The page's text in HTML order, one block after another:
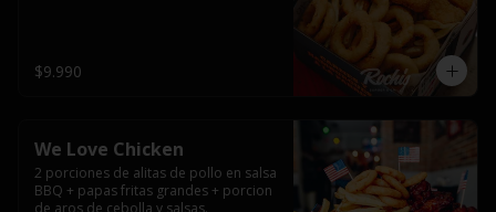
$9.990
We Love Chicken
2 porciones de alitas de pollo en salsa
BBQ + papas fritas grandes + porcion
de aros de cebolla y salsas.